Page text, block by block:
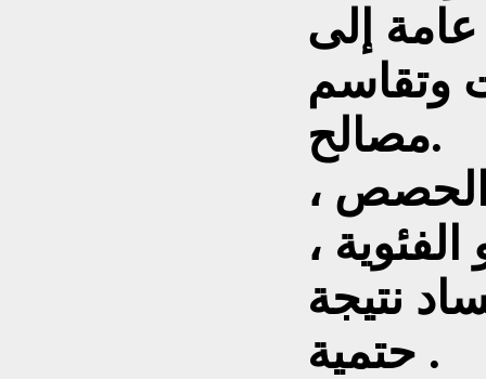
إلى
وتقاسم
مصالح.
الحصص ،
،
نتيجة
حتمية .